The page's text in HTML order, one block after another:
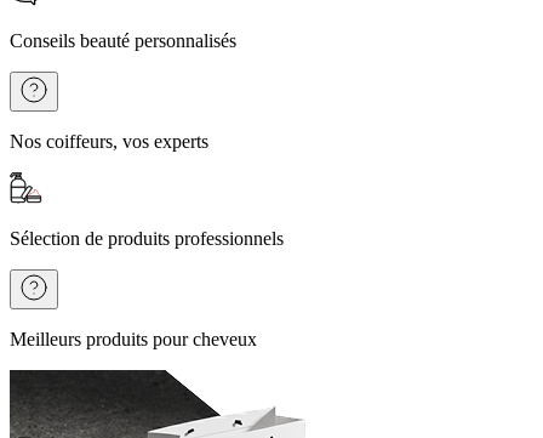
Conseils beauté personnalisés
Nos coiffeurs, vos experts
Sélection de produits professionnels
Meilleurs produits pour cheveux